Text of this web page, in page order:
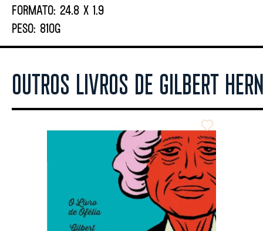
FORMATO: 24.8 X 1.9
PESO: 810G
OUTROS LIVROS DE GILBERT